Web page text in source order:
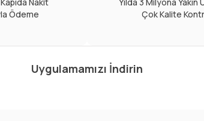
Nakit
Ödeme
Yılda 3 Milyona
Çok Kalite
Uygulamamızı İndirin